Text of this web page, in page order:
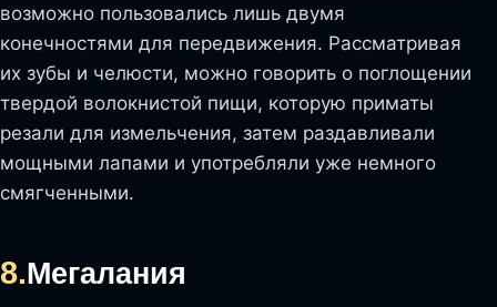
возможно пользовались лишь двумя
конечностями для передвижения. Рассматривая
их зубы и челюсти, можно говорить о поглощении
твердой волокнистой пищи, которую приматы
резали для измельчения, затем раздавливали
мощными лапами и употребляли уже немного
смягченными.
8.Мегалания